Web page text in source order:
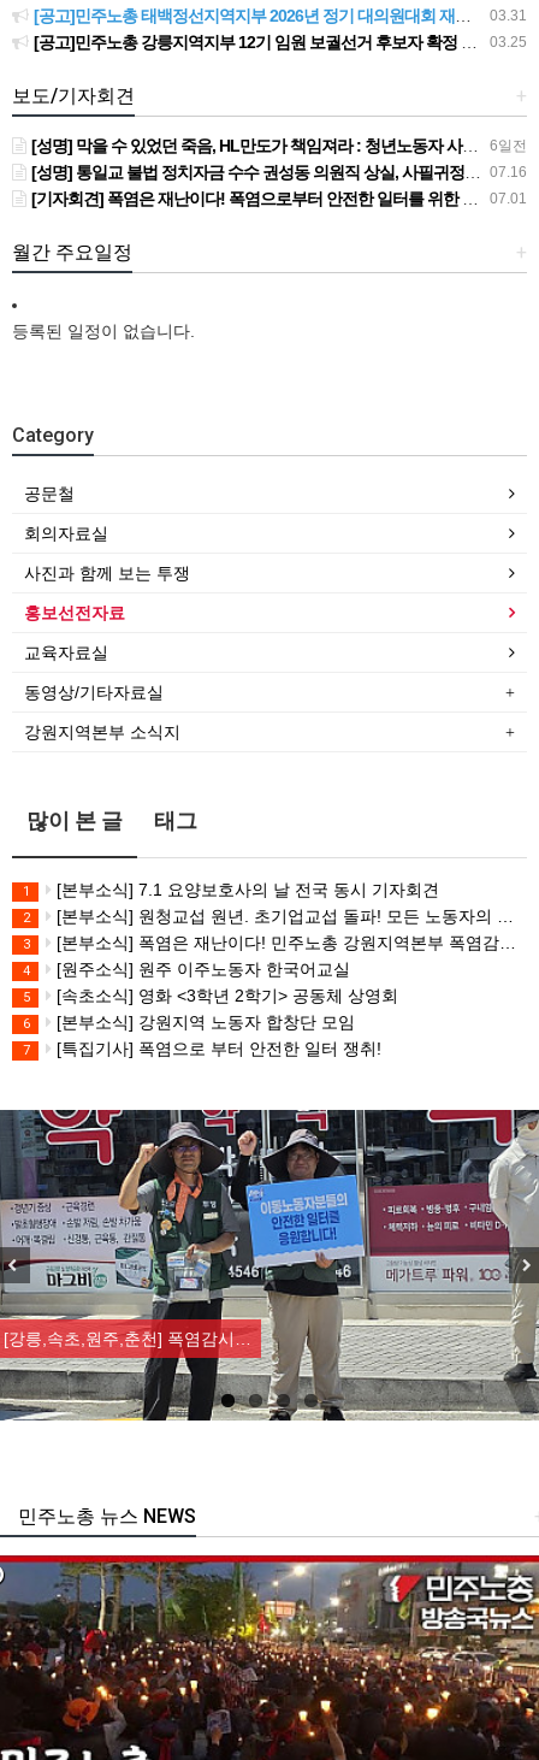
03.31
[공고]민주노총 태백정선지역지부 2026년 정기 대의원대회 재소집 건
03.25
[공고]민주노총 강릉지역지부 12기 임원 보궐선거 후보자 확정 공고
+
보도/기자회견
6일전
[성명] 막을 수 있었던 죽음, HL만도가 책임져라 : 청년노동자 사망사고의 철저한 진상규명과 재발방지 대책 마련하라
07.16
[성명] 통일교 불법 정치자금 수수 권성동 의원직 상실, 사필귀정이다
07.01
[기자회견] 폭염은 재난이다! 폭염으로부터 안전한 일터를 위한 민주노총 강원지역본부 폭염감시단 선포 기자회견
+
월간 주요일정
등록된 일정이 없습니다.
Category
공문철
회의자료실
사진과 함께 보는 투쟁
홍보선전자료
교육자료실
동영상/기타자료실
강원지역본부 소식지
많이 본 글 태그
1 [본부소식] 7.1 요양보호사의 날 전국 동시 기자회견
2 [본부소식] 원청교섭 원년. 초기업교섭 돌파! 모든 노동자의 노동기본권 쟁취! 민주노총 7.15 총파업대회
3 [본부소식] 폭염은 재난이다! 민주노총 강원지역본부 폭염감시단 선포 기자회견
4 [원주소식] 원주 이주노동자 한국어교실
5 [속초소식] 영화 <3학년 2학기> 공동체 상영회
6 [본부소식] 강원지역 노동자 합창단 모임
7 [특집기사] 폭염으로 부터 안전한 일터 쟁취!
[강릉,속초,원주,춘천] 폭염감시…
주노총 뉴스 NEWS